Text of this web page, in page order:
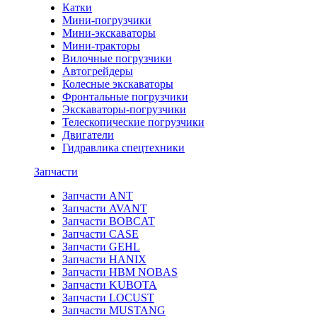
Катки
Мини-погрузчики
Мини-экскаваторы
Мини-тракторы
Вилочные погрузчики
Автогрейдеры
Колесные экскаваторы
Фронтальные погрузчики
Экскаваторы-погрузчики
Телескопические погрузчики
Двигатели
Гидравлика спецтехники
Запчасти
Запчасти ANT
Запчасти AVANT
Запчасти BOBCAT
Запчасти CASE
Запчасти GEHL
Запчасти HANIX
Запчасти HBM NOBAS
Запчасти KUBOTA
Запчасти LOCUST
Запчасти MUSTANG